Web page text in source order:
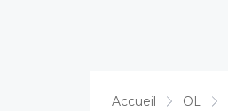
Accueil OL